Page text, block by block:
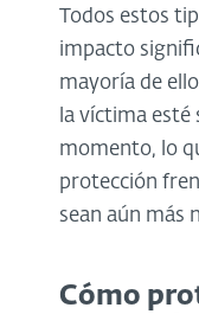
Todos estos
impacto
mayoría de
la víctima esté
momento, lo
protección
sean aún más
Cómo